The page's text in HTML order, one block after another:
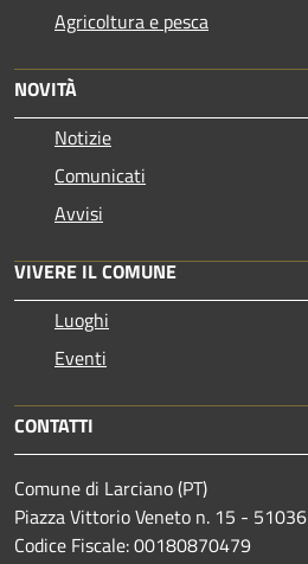
Agricoltura e pesca
NOVITÀ
Notizie
Comunicati
Avvisi
VIVERE IL COMUNE
Luoghi
Eventi
CONTATTI
Comune di Larciano (PT)
Piazza Vittorio Veneto n. 15 - 51036
Codice Fiscale: 00180870479